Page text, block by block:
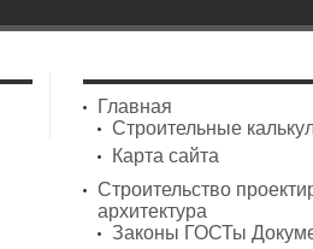
Главная
Строительные
Карта сайта
Строительство
архитектура
Законы ГОСТы